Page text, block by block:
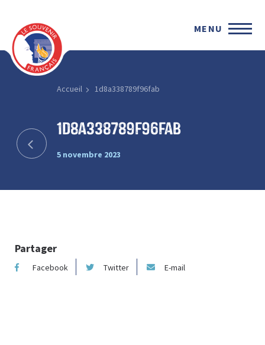
MENU
Accueil 1d8a338789f96fab
1d8a338789f96fab
5 novembre 2023
Partager
Facebook Twitter E-mail